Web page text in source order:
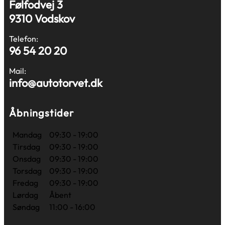
Følfodvej 3
9310 Vodskov
Telefon:
96 54 20 20
Mail:
info@autotorvet.dk
Åbningstider
Mandag
09:30 - 19:00
Tirsdag
09:30 - 19:00
Onsdag
09:30 - 19:00
Torsdag
09:30 - 19:00
Fredag
09:30 - 19:00
Lørdag
Åbent
Søndag
11:00 - 16:00